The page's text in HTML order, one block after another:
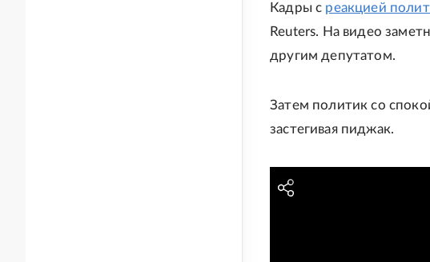
Кадры с реакцией
Reuters. На видео
другим депутатом.
Затем политик со
застегивая пиджак.